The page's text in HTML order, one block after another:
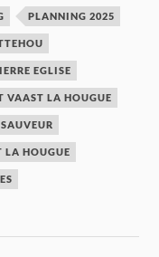
PLANNING 2025
EGLISE
VAAST LA HOUGUE
LA HOUGUE